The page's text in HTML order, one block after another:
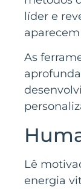
líder e
As
Lê
energia